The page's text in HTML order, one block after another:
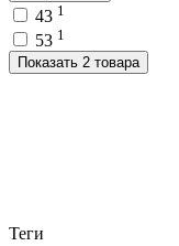
43 1
53 1
Показать 2 товара
Теги